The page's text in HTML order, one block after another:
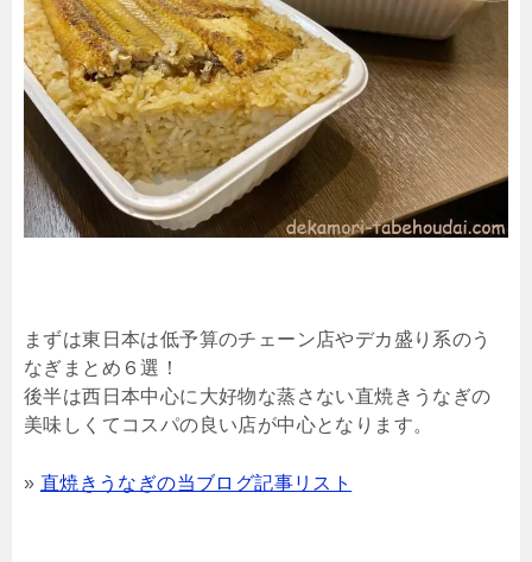
まずは東日本は低予算のチェーン店やデカ盛り系のう
なぎまとめ６選！
後半は西日本中心に大好物な蒸さない直焼きうなぎの
美味しくてコスパの良い店が中心となります。
» 直焼きうなぎの当ブログ記事リスト